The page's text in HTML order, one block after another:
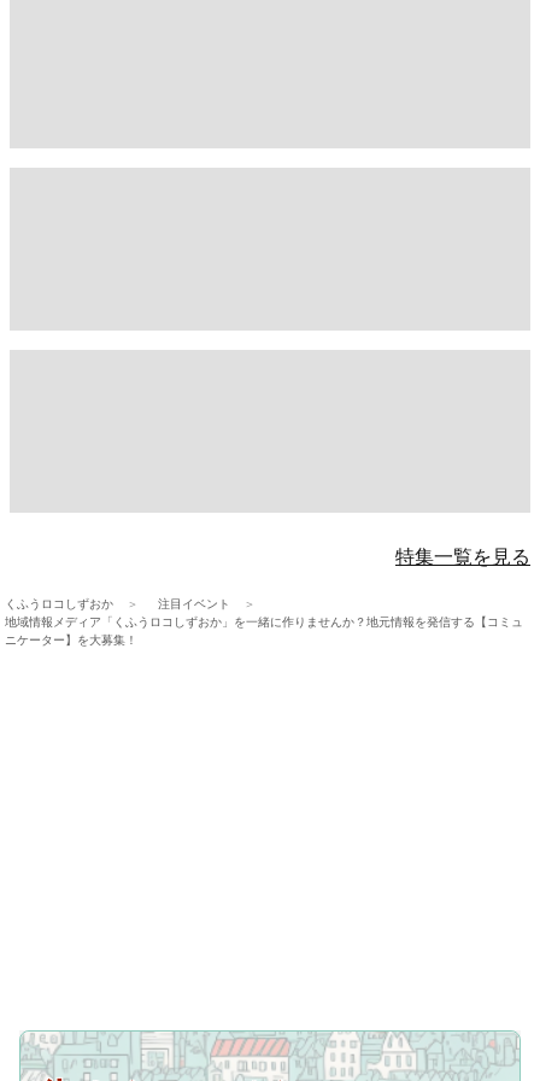
特集一覧を見る
くふうロコしずおか
注目イベント
地域情報メディア「くふうロコしずおか」を一緒に作りませんか？地元情報を発信する【コミュ
ニケーター】を大募集！